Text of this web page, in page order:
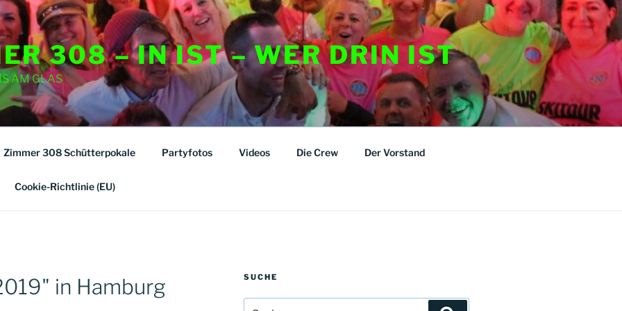
308 – IN IST – WER DRIN IST
AM GLAS
Zimmer 308 Schütterpokale Partyfotos Videos Die Crew Der Vorstand
Cookie-Richtlinie (EU)
in Hamburg SUCHE